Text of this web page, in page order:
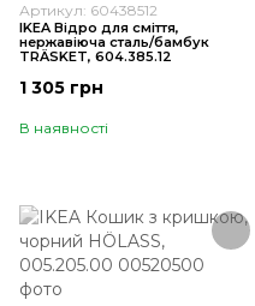
Артикул: 60438512
IKEA Відро для сміття,
нержавіюча сталь/бамбук
TRÄSKET, 604.385.12
1 305 грн
В наявності